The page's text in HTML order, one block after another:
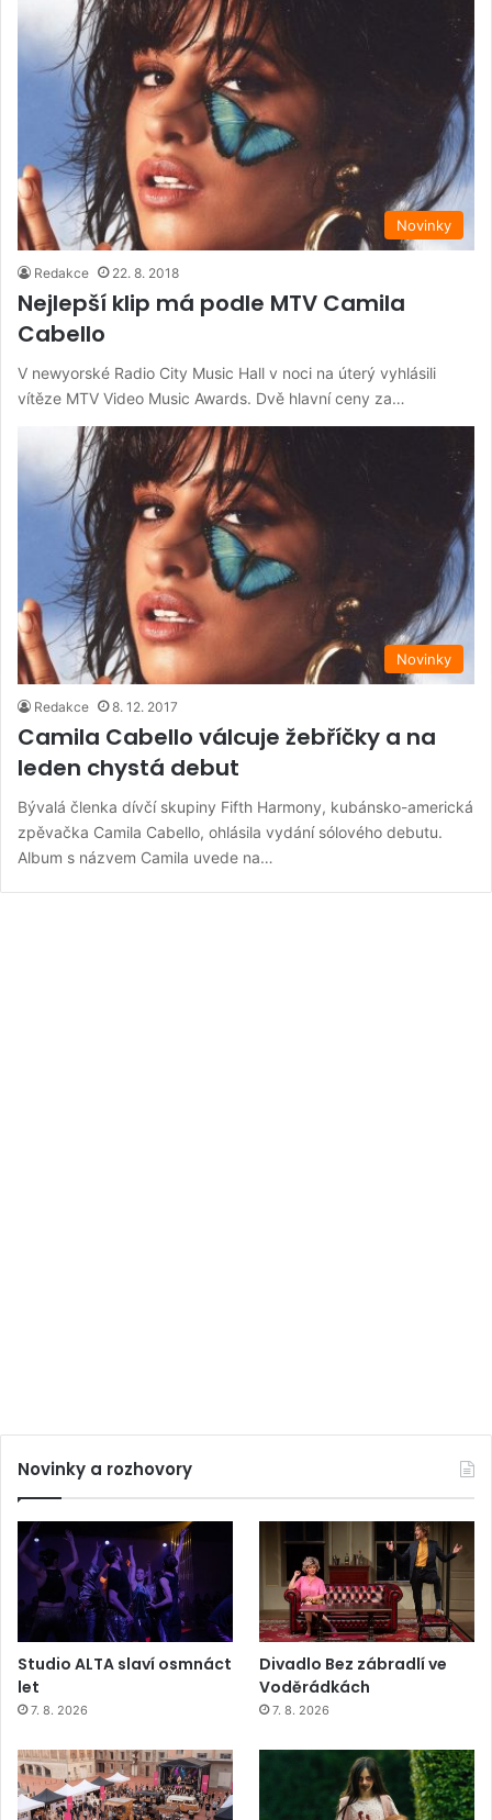
Novinky
Redakce 22. 8. 2018
Nejlepší klip má podle MTV Camila
Cabello
V newyorské Radio City Music Hall v noci na úterý vyhlásili
vítěze MTV Video Music Awards. Dvě hlavní ceny za…
Novinky
Redakce 8. 12. 2017
Camila Cabello válcuje žebříčky a na
leden chystá debut
Bývalá členka dívčí skupiny Fifth Harmony, kubánsko-americká
zpěvačka Camila Cabello, ohlásila vydání sólového debutu.
Album s názvem Camila uvede na…
Novinky a rozhovory
Studio ALTA slaví osmnáct
let
7. 8. 2026
Divadlo Bez zábradlí ve
Voděrádkách
7. 8. 2026